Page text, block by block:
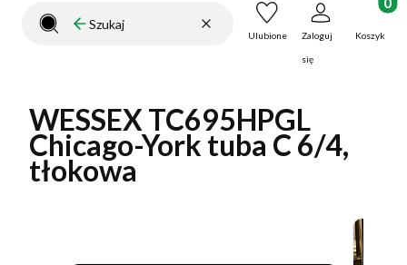
Zamknij wyszukiwarkęWyczyść
Szukaj Ulubione Zaloguj
się
Koszyk
WESSEX TC695HPGL
Chicago-York tuba C 6/4,
tłokowa